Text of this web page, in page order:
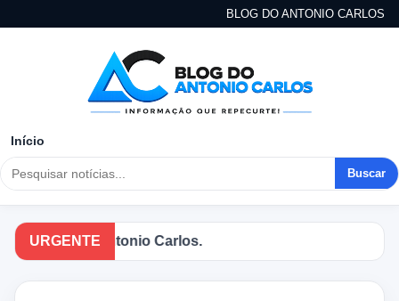
BLOG DO ANTONIO CARLOS
Início
Buscar
URGENTE
Blog do Antonio Carlos.